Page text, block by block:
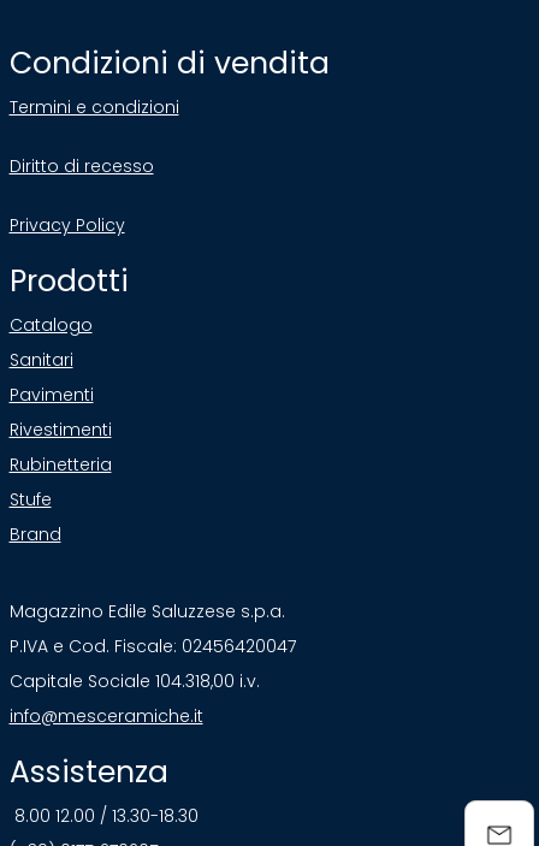
Condizioni di vendita
Termini e condizioni
Diritto di recesso
Privacy Policy
Prodotti
Catalogo
Sanitari
Pavimenti
Rivestimenti
Rubinetteria
Stufe
Brand
Magazzino Edile Saluzzese s.p.a.
P.IVA e Cod. Fiscale: 02456420047
Capitale Sociale 104.318,00 i.v.
info@mesceramiche.it
Assistenza
8.00 12.00 / 13.30-18.30